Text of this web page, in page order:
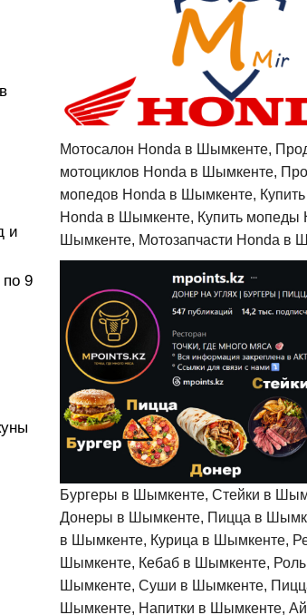
и
9
Мотосалон Honda в Шымкенте,
мотоциклов Honda в Шымкенте,
мопедов Honda в Шымкенте,
Honda в Шымкенте, Купить мопеды
Шымкенте, Мотозапчасти Honda в
Бургеры в Шымкенте, Стейки в
Донеры в Шымкенте, Пицца в
в Шымкенте, Курица в Шымкенте,
Шымкенте, Кебаб в Шымкенте,
Шымкенте, Суши в Шымкенте,
Шымкенте, Напитки в Шымкенте,